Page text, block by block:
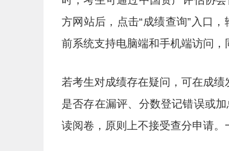
方网站后，点击“成绩查询”入口
前系统支持电脑端和手机端访问，
若考生对成绩存在疑问，可在成
是否存在漏评、分数登记错误或
读阅卷，原则上不接受查分申请。